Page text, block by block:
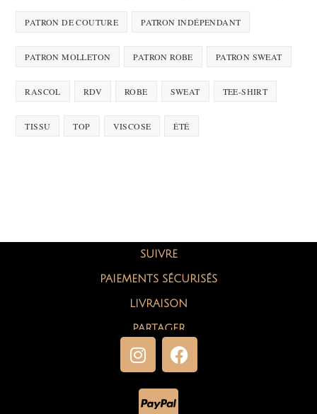
PATRON DE COUTURE PATRON INDÉPENDANT
PATRON MOLLETON PATRON ROBE PATRON SWEAT
RASCOL RDV ROBE SWEAT TEE-SHIRT
TISSU TOP VISCOSE ÉTÉ
SUIVRE
PAIEMENTS SÉCURISÉS
LIVRAISON
PARTAGER